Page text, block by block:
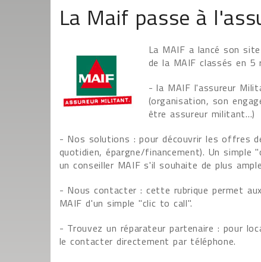
La Maif passe à
La MAIF a lancé son
de la MAIF classés en 5
- la MAIF l'assureur
(organisation, son
être assureur militant…)
- Nos solutions : pour découvrir les offres
quotidien, épargne/financement). Un
un conseiller MAIF s'il souhaite de plus
- Nous contacter : cette rubrique permet
MAIF d'un simple "clic to call".
- Trouvez un réparateur partenaire : pour
le contacter directement par téléphone.